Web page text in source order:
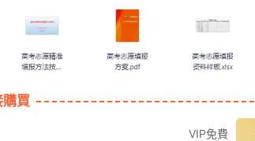
買
VIP免費